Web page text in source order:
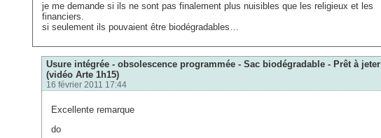
je me demande si ils ne sont pas finalement plus nuisibles que les religieux et les
financiers.
si seulement ils pouvaient être biodégradables…
Usure intégrée - obsolescence programmée - Sac biodégradable - Prêt à jeter
(vidéo Arte 1h15)
16 février 2011 17:44
Excellente remarque
do